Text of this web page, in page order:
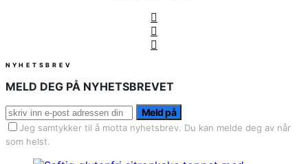
NYHETSBREV
MELD DEG PÅ NYHETSBREVET
Meld på
Jeg samtykker til å motta nyhetsbrev. Du kan melde deg av når
som helst.